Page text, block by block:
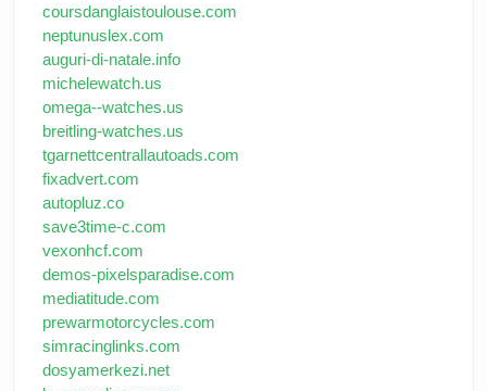
coursdanglaistoulouse.com
neptunuslex.com
auguri-di-natale.info
michelewatch.us
omega--watches.us
breitling-watches.us
tgarnettcentrallautoads.com
fixadvert.com
autopluz.co
save3time-c.com
vexonhcf.com
demos-pixelsparadise.com
mediatitude.com
prewarmotorcycles.com
simracinglinks.com
dosyamerkezi.net